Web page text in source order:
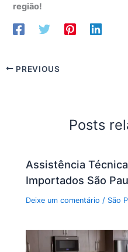
região!
PREVIOUS
Posts
Assistência
Importados São
Deixe um comentário / São